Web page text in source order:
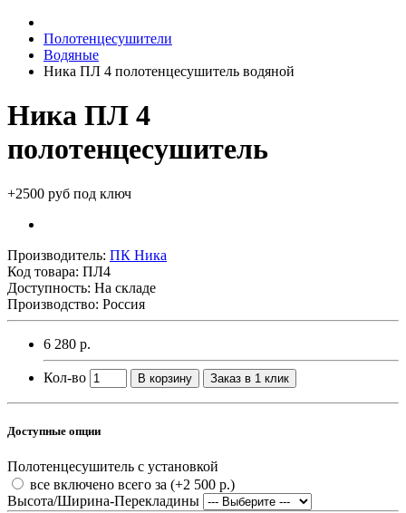
Полотенцесушители
Водяные
Ника ПЛ 4 полотенцесушитель водяной
Ника ПЛ 4
полотенцесушитель
+2500 руб под ключ
Производитель: ПК Ника
Код товара: ПЛ4
Доступность: На складе
Производство: Россия
6 280 р.
Кол-во В корзину Заказ в 1 клик
Доступные опции
Полотенцесушитель с установкой
все включено всего за (+2 500 р.)
Высота/Ширина-Перекладины